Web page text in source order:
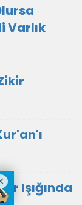
Varlık
Işığında